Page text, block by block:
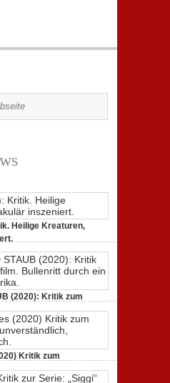
Heilige Kreaturen,
(2020): Kritik zum
Kritik zum